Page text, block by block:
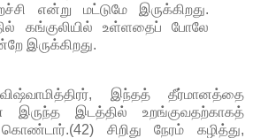
என்று மட்டுமே இருக்கிறது.
கங்குலியில் உள்ளதைப் போலே
இருக்கிறது.
இந்தத் தீர்மானத்தை
இடத்தில் உறங்குவதற்காகத்
சிறிது நேரம் கழித்து,